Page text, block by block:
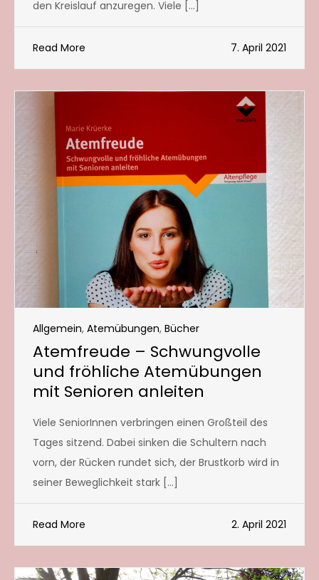
den Kreislauf anzuregen. Viele […]
Read More 7. April 2021
Allgemein, Atemübungen, Bücher
Atemfreude – Schwungvolle
und fröhliche Atemübungen
mit Senioren anleiten
Viele SeniorInnen verbringen einen Großteil des
Tages sitzend. Dabei sinken die Schultern nach
vorn, der Rücken rundet sich, der Brustkorb wird in
seiner Beweglichkeit stark […]
Read More 2. April 2021